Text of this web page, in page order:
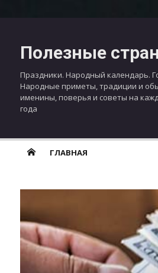
Полезные
Праздники. Народный календарь.
Народные приметы, традиции и
именины, поверья и советы на
года
ГЛАВНАЯ